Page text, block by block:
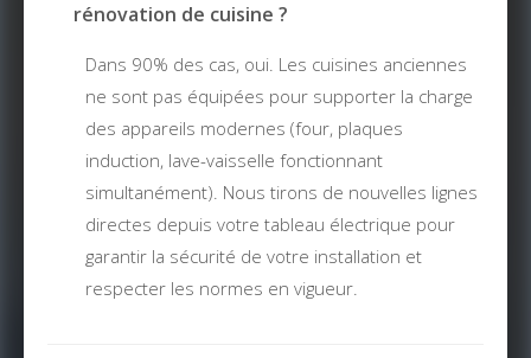
rénovation de cuisine ?
Dans 90% des cas, oui. Les cuisines anciennes
ne sont pas équipées pour supporter la charge
des appareils modernes (four, plaques
induction, lave-vaisselle fonctionnant
simultanément). Nous tirons de nouvelles lignes
directes depuis votre tableau électrique pour
garantir la sécurité de votre installation et
respecter les normes en vigueur.